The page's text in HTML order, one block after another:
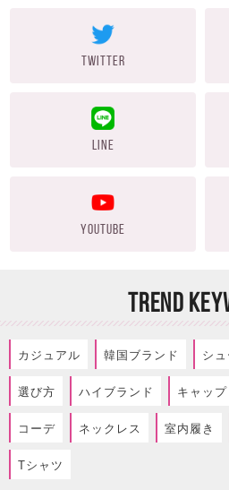
TWITTER
LINE
YOUTUBE
TREND
カジュアル 韓国ブランド シ
選び方 ハイブランド キャップ
コーデ ネックレス 室内履き
Tシャツ